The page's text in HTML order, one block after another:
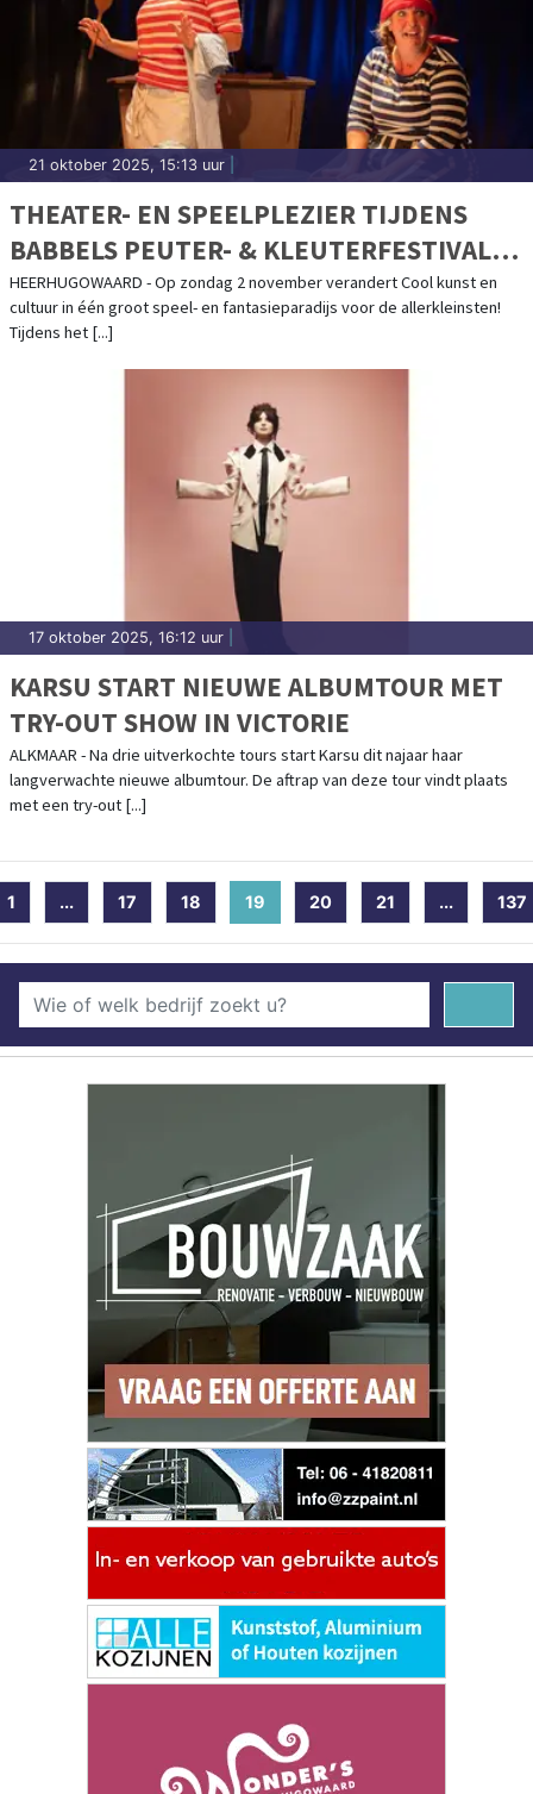
21 oktober 2025, 15:13 uur
THEATER- EN SPEELPLEZIER TIJDENS
BABBELS PEUTER- & KLEUTERFESTIVAL
BIJ COOL
HEERHUGOWAARD - Op zondag 2 november verandert Cool kunst en
cultuur in één groot speel- en fantasieparadijs voor de allerkleinsten!
Tijdens het [...]
17 oktober 2025, 16:12 uur
KARSU START NIEUWE ALBUMTOUR MET
TRY-OUT SHOW IN VICTORIE
ALKMAAR - Na drie uitverkochte tours start Karsu dit najaar haar
langverwachte nieuwe albumtour. De aftrap van deze tour vindt plaats
met een try-out [...]
1 ... 17 18 19 (current)
20 21 ... 137